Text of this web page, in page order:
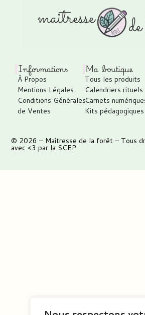
Informations
À Propos
Mentions Légales
Conditions Générales
de Ventes
Ma boutique
Tous les produits
Calendriers rituels
Carnets
Kits pédagogiques
© 2026 – Maîtresse de la forêt – Tous
avec <3 par la SCEP